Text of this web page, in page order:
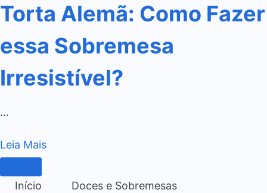
Torta Alemã: Como Fazer
essa Sobremesa
Irresistível?
…
Leia Mais
Início
Doces e Sobremesas